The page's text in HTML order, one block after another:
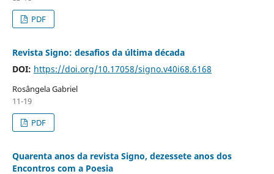
PDF
Revista Signo: desafios da última década
DOI: https://doi.org/10.17058/signo.v40i68.6168
Rosângela Gabriel
11-19
PDF
Quarenta anos da revista Signo, dezessete anos dos
Encontros com a Poesia